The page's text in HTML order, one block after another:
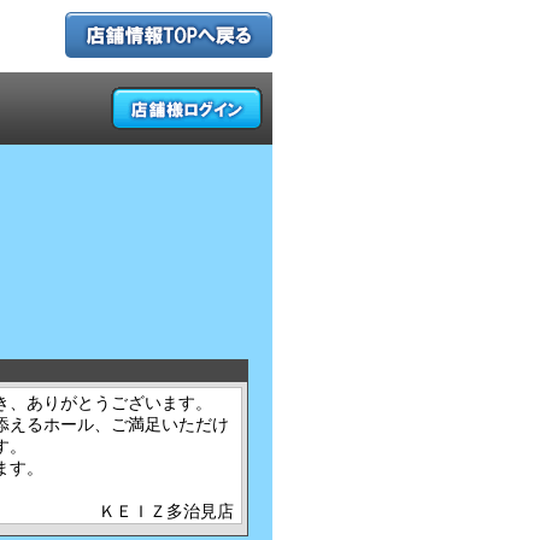
ありがとうございます。
えるホール、ご満足いただけ
。
ＫＥＩＺ多治見店